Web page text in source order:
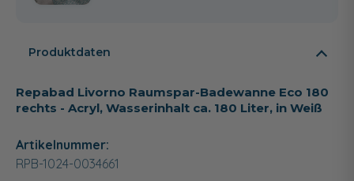
Produktdaten
Repabad Livorno Raumspar-Badewanne Eco 180
rechts - Acryl, Wasserinhalt ca. 180 Liter, in Weiß
Artikelnummer:
RPB-1024-0034661